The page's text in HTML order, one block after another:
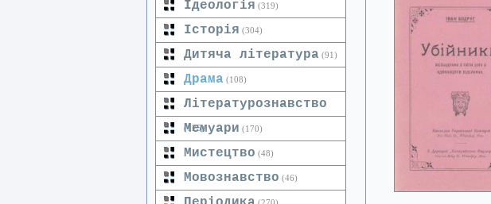
Ідеологія (319)
Історія (304)
Дитяча література (91)
Драма (108)
Літературознавство
(125)
Мемуари (170)
Мистецтво (48)
Мовознавство (46)